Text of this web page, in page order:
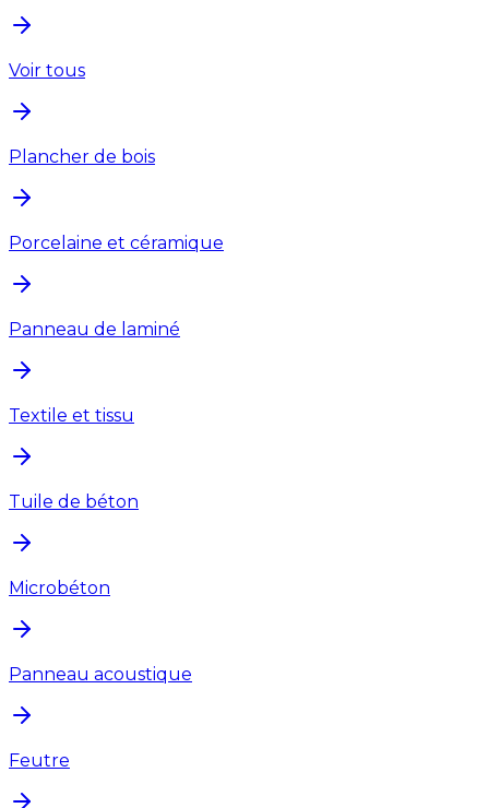
Voir tous
Plancher de bois
Porcelaine et céramique
Panneau de laminé
Textile et tissu
Tuile de béton
Microbéton
Panneau acoustique
Feutre